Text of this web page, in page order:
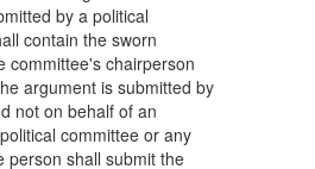
by a political
contain the sworn
committee's chairperson
argument is submitted by
not on behalf of an
committee or any
person shall submit the